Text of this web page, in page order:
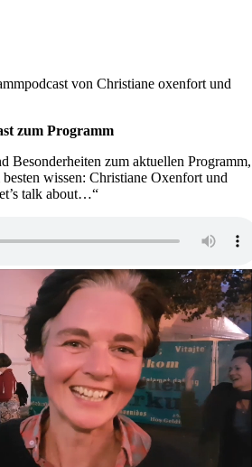
zum Programm
Besonderheiten zum aktuellen Programm,
wissen: Christiane Oxenfort und
talk about…“